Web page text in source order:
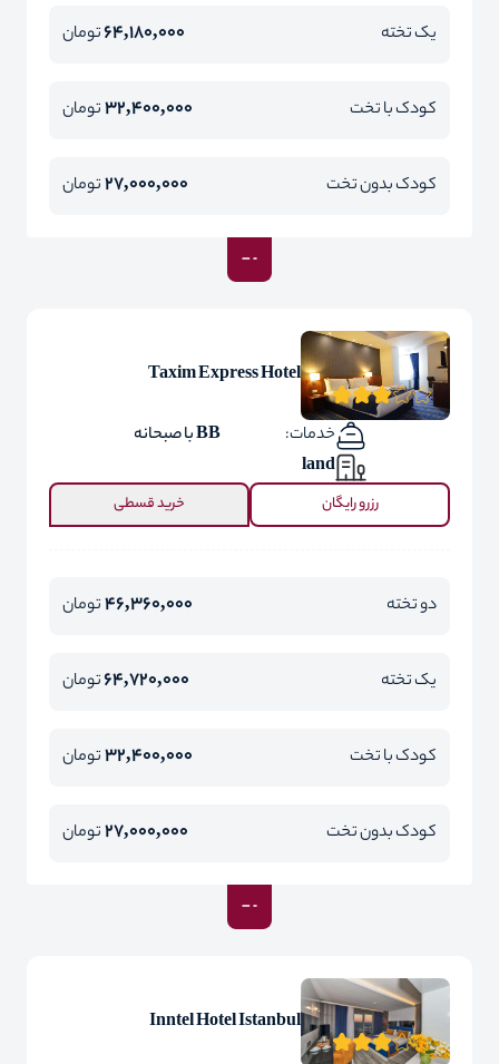
یک تخته 64,180,000تومان
کودک با تخت 32,400,000تومان
کودک بدون تخت 27,000,000تومان
Taxim Express Hotel
خدمات:
BB با صبحانه
land
رزرو رایگان خرید قسطی
دو تخته 46,360,000تومان
یک تخته 64,720,000تومان
کودک با تخت 32,400,000تومان
کودک بدون تخت 27,000,000تومان
Inntel Hotel Istanbul